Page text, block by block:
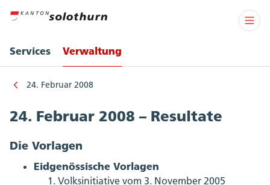
Services Verwaltung
24. Februar 2008
24. Februar 2008 – Resultate
Die Vorlagen
Eidgenössische Vorlagen
Volksinitiative vom 3. November 2005